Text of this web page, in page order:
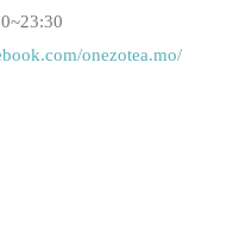
onezotea.mo/